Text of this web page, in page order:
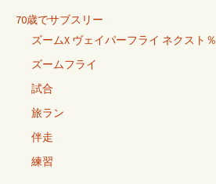
70歳でサブスリー
ズームX ヴェイパーフライ ネクスト％
ズームフライ
試合
旅ラン
伴走
練習